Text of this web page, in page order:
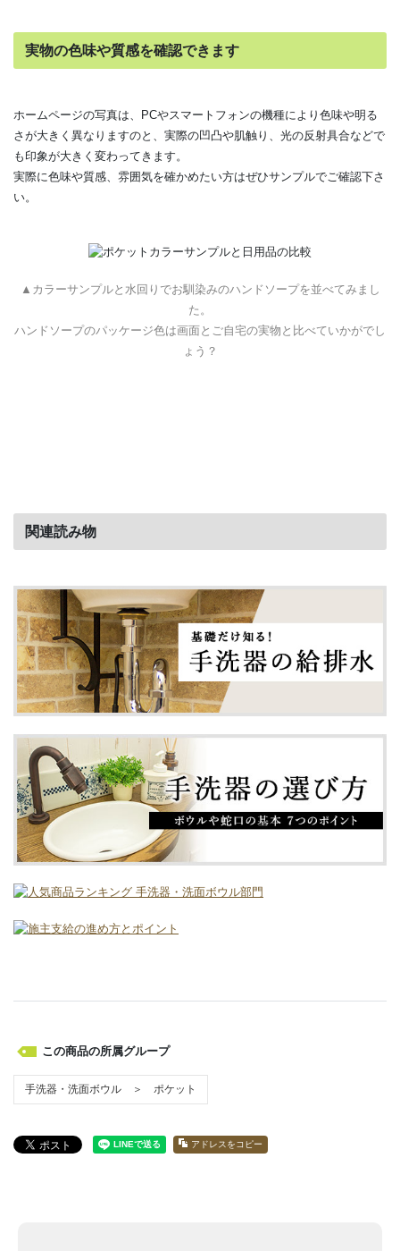
実物の色味や質感を確認できます
ホームページの写真は、PCやスマートフォンの機種により色味や明る
さが大きく異なりますのと、実際の凹凸や肌触り、光の反射具合などで
も印象が大きく変わってきます。
実際に色味や質感、雰囲気を確かめたい方はぜひサンプルでご確認下さ
い。
▲カラーサンプルと水回りでお馴染みのハンドソープを並べてみまし
た。
ハンドソープのパッケージ色は画面とご自宅の実物と比べていかがでし
ょう？
関連読み物
この商品の所属グループ
手洗器・洗面ボウル ＞ ポケット
アドレスをコピー